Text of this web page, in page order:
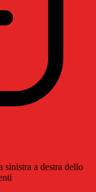
a destra dello